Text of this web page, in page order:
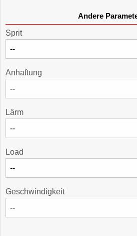
Andere
Sprit
Anhaftung
Lärm
Load
Geschwindigkeit